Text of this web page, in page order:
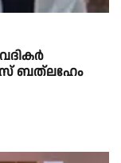
ബത്ലഹേം